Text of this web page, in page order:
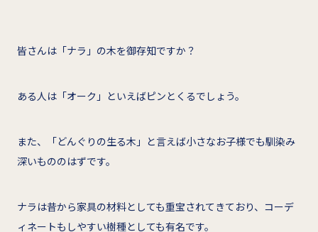
皆さんは「ナラ」の木を御存知ですか？
ある人は「オーク」といえばピンとくるでしょう。
また、「どんぐりの生る木」と言えば小さなお子様でも馴染み
深いもののはずです。
ナラは昔から家具の材料としても重宝されてきており、コーデ
ィネートもしやすい樹種としても有名です。